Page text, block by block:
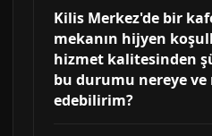
Kilis Merkez'de bir
mekanın hijyen
hizmet kalitesinden
bu durumu nereye ve
edebilirim?